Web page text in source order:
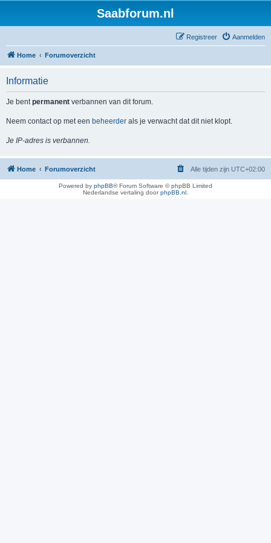
Saabforum.nl
Aanmelden
Registreer
Home Forumoverzicht
Informatie
Je bentpermanent verbannen van dit forum.
Neem contact op met een beheerder als je verwacht dat dit niet klopt.
Je IP-adres is verbannen.
Home Forumoverzicht Alle tijden zijn UTC+02:00
Powered by phpBB® Forum Software © phpBB Limited
Nederlandse vertaling doorphpBB.nl